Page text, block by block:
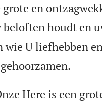
grote en
beloften houdt en
wie U liefhebben
Here is een